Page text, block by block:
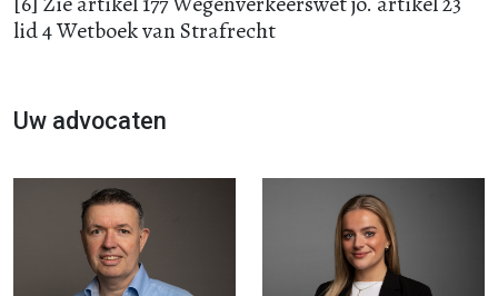
lid 4 Wetboek van Strafrecht
Uw advocaten